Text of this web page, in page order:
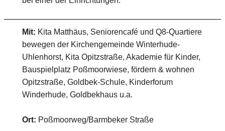
Mit: Kita Matthäus, Seniorencafé und Q8-Quartiere
bewegen der Kirchengemeinde Winterhude-
Uhlenhorst, Kita Opitzstraße, Akademie für Kinder,
Bauspielplatz Poßmoorwiese, fördern & wohnen
Opitzstraße, Goldbek-Schule, Kinderforum
Winderhude, Goldbekhaus u.a.
Ort: Poßmoorweg/Barmbeker Straße